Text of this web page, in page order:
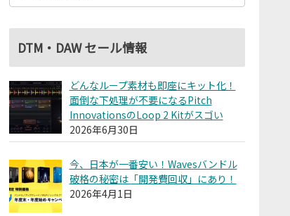
DTM・DAW セール情報
どんなループ素材も即座にキット化！
面倒な下処理が不要になるPitch
InnovationsのLoop 2 Kitがスゴい
2026年6月30日
今、日本が一番安い！Wavesバンドル
破格の秘密は「開発費回収」にあり！
2026年4月1日